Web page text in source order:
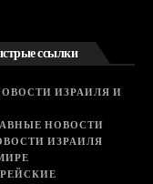
ссылки
ИЗРАИЛЯ И
НОВОСТИ
ИЗРАИЛЯ